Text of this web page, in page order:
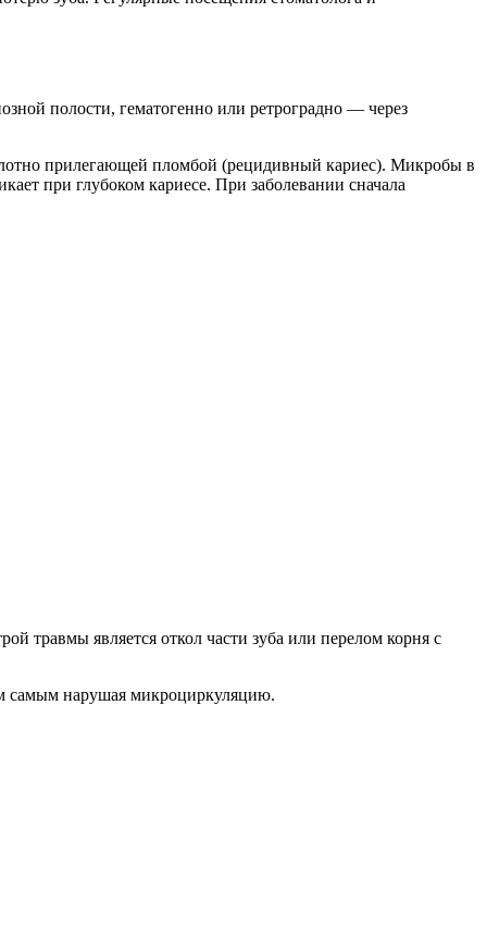
полости, гематогенно или ретроградно — через
прилегающей пломбой (рецидивный кариес). Микробы в
при глубоком кариесе. При заболевании сначала
травмы является откол части зуба или перелом корня с
самым нарушая микроциркуляцию.